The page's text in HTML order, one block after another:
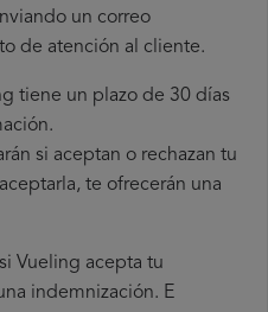
un correo
de atención al cliente.
tiene un plazo de 30 días
si aceptan o rechazan tu
te ofrecerán una
Vueling acepta tu
indemnización. E